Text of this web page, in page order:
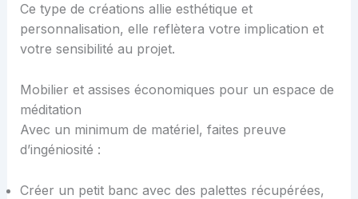
Ce type de créations allie esthétique et
personnalisation, elle reflètera votre implication et
votre sensibilité au projet.
Mobilier et assises économiques pour un espace de
méditation
Avec un minimum de matériel, faites preuve
d’ingéniosité :
Créer un petit banc avec des palettes récupérées,